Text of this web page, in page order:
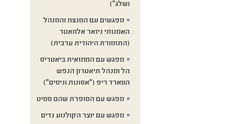
ושלג")
מפגשים עם המנצח והמנהל
האמנותי ניזאר אלחאטר
(התזמורת היהודית ערבית)
מפגש עם המחזאית ביאטריס
הל ומנהל תיאטרון הנפש
הווארד ריפ ("אסונות וניסים")
מפגש עם הסופרת שהם סמיט
מפגש עם יוצר הקולנוע נדים